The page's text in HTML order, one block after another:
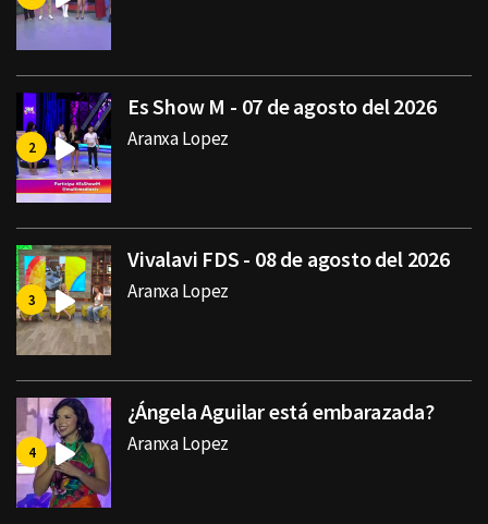
Es Show M - 07 de agosto del 2026
Aranxa Lopez
Vivalavi FDS - 08 de agosto del 2026
Aranxa Lopez
¿Ángela Aguilar está embarazada?
Aranxa Lopez